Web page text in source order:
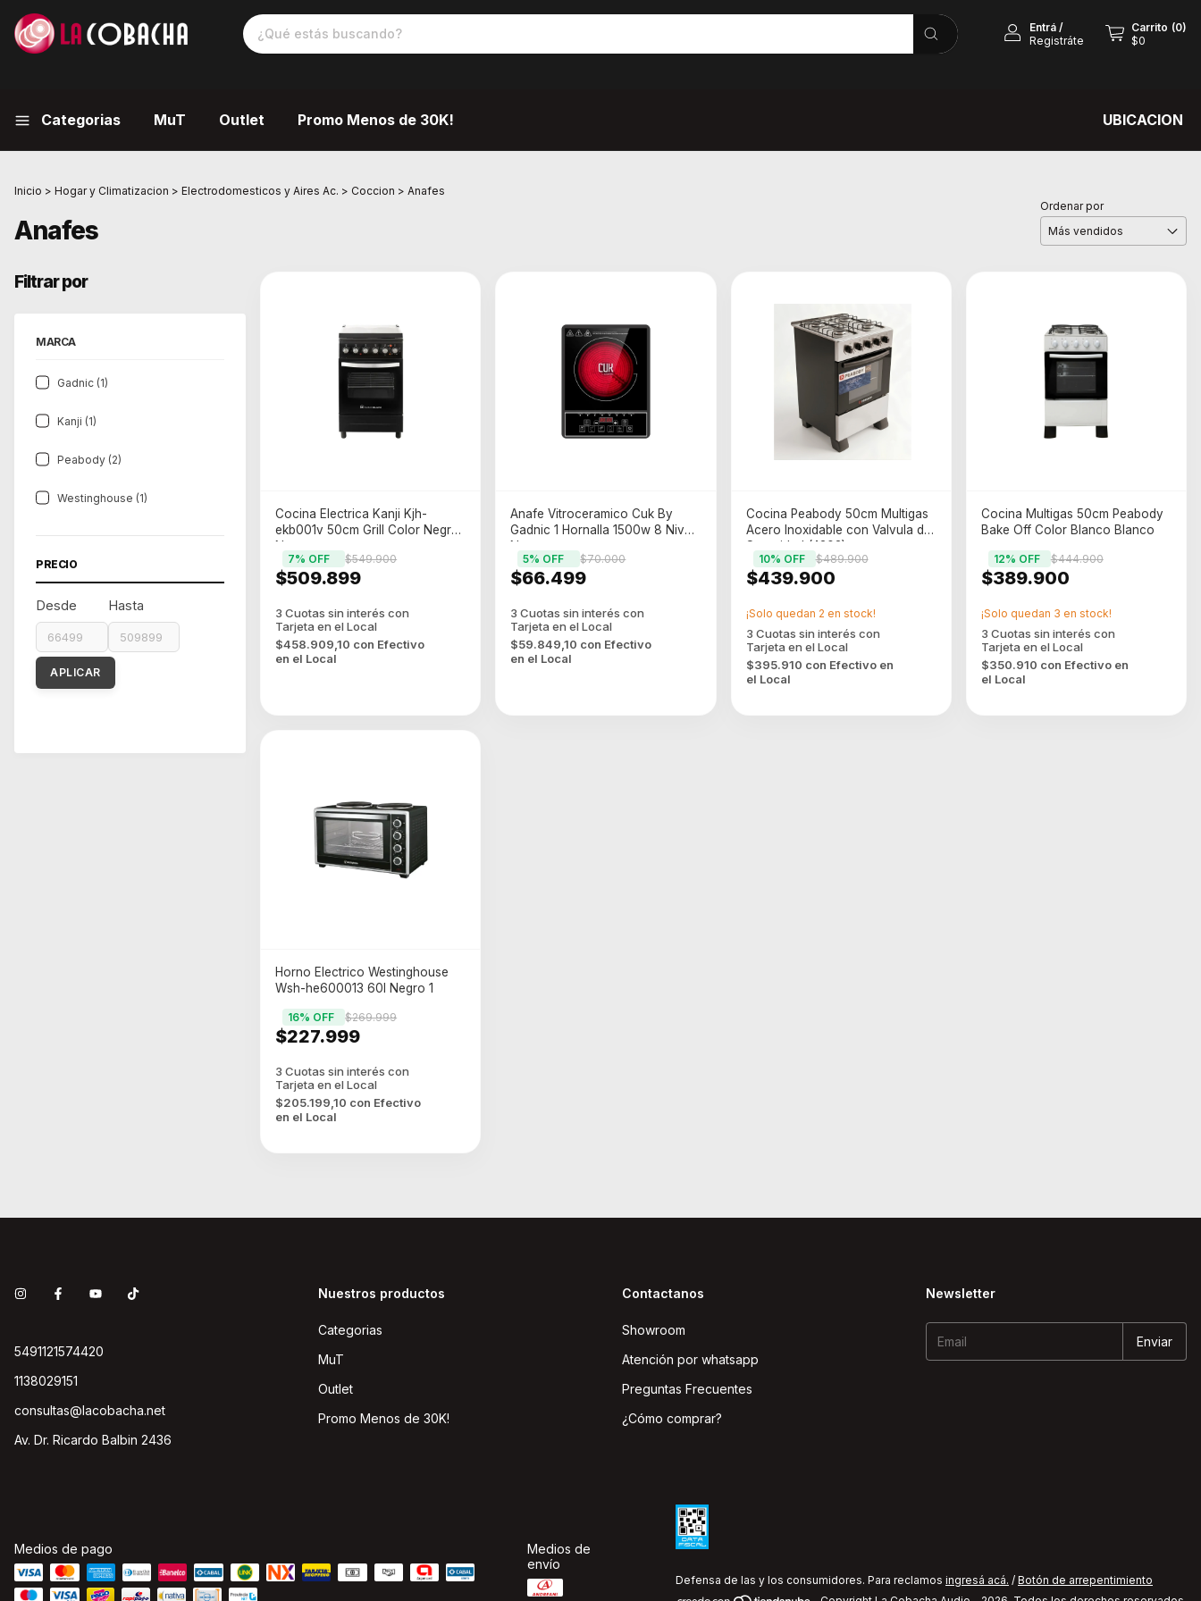
Entrá/
Registráte
Carrito (0)
$0
Categorias MuT Outlet Promo Menos de 30K! UBICACION
Inicio > Hogar y Climatizacion > Electrodomesticos y Aires Ac. > Coccion > Anafes
Anafes
Ordenar por
Filtrar por
MARCA
Gadnic (1)
Kanji (1)
Peabody (2)
Westinghouse (1)
PRECIO
Desde Hasta
APLICAR
Cocina Electrica Kanji Kjh-
ekb001v 50cm Grill Color Negro
Negro
$509.899
$549.900
7% OFF
$458.909,10 con Efectivo
en el Local
Anafe Vitroceramico Cuk By
Gadnic 1 Hornalla 1500w 8 Niv
Negro
$66.499
$70.000
5% OFF
$59.849,10 con Efectivo
en el Local
Cocina Peabody 50cm Multigas
Acero Inoxidable con Valvula de
Seguridad (4303)
$439.900
$489.900
10% OFF
$395.910 con Efectivo en
el Local
¡Solo quedan 2 en stock!
Cocina Multigas 50cm Peabody
Bake Off Color Blanco Blanco
$389.900
$444.900
12% OFF
$350.910 con Efectivo en
el Local
¡Solo quedan 3 en stock!
Horno Electrico Westinghouse
Wsh-he600013 60l Negro 1
$227.999
$269.999
16% OFF
$205.199,10 con Efectivo
en el Local
5491121574420
1138029151
consultas@lacobacha.net
Av. Dr. Ricardo Balbin 2436
Nuestros productos
Categorias
MuT
Outlet
Promo Menos de 30K!
Contactanos
Showroom
Atención por whatsapp
Preguntas Frecuentes
¿Cómo comprar?
Newsletter
Medios de pago
Medios de
envío
Defensa de las y los consumidores. Para reclamos ingresá acá. / Botón de arrepentimiento